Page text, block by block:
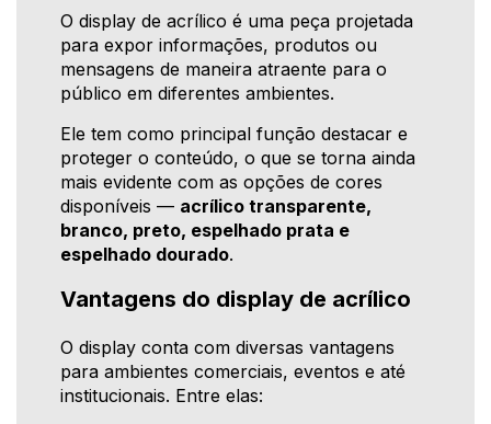
O display de acrílico é uma peça projetada
para expor informações, produtos ou
mensagens de maneira atraente para o
público em diferentes ambientes.
Ele tem como principal função destacar e
proteger o conteúdo, o que se torna ainda
mais evidente com as opções de cores
disponíveis — acrílico transparente,
branco, preto, espelhado prata e
espelhado dourado.
Vantagens do display de acrílico
O display conta com diversas vantagens
para ambientes comerciais, eventos e até
institucionais. Entre elas: